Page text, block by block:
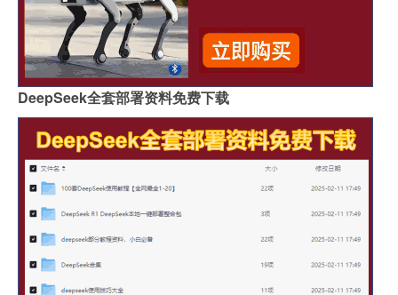
DeepSeek全套部署资料免费下载